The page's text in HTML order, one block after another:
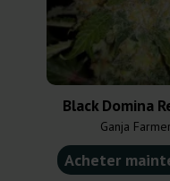
Black Domina
Ganja Farmer
Acheter